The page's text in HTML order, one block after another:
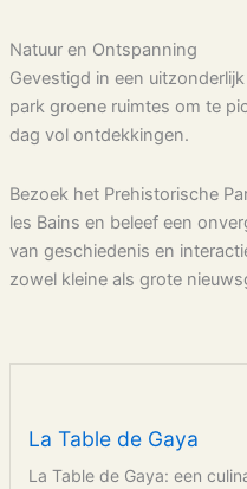
Natuur en Ontspanning
Gevestigd in een
park groene ruimtes om te
dag vol ontdekkingen.
Bezoek het Prehistorische
les Bains en beleef een
van geschiedenis en
zowel kleine als grote
La Table de Gaya
La Table de Gaya: een